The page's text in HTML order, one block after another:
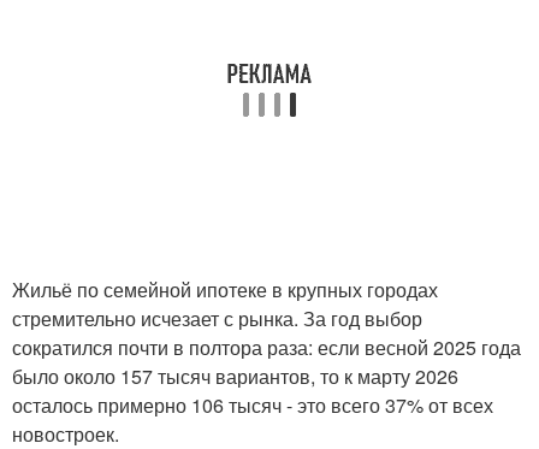
Жильё по семейной ипотеке в крупных городах
стремительно исчезает с рынка. За год выбор
сократился почти в полтора раза: если весной 2025 года
было около 157 тысяч вариантов, то к марту 2026
осталось примерно 106 тысяч - это всего 37% от всех
новостроек.